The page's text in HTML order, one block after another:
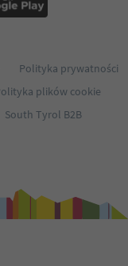
Polityka prywatności
plików cookie
South Tyrol B2B